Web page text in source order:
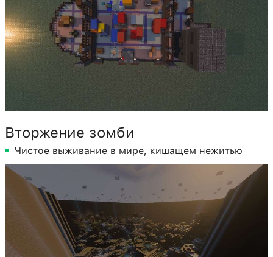
Вторжение зомби
Чистое выживание в мире, кишащем нежитью